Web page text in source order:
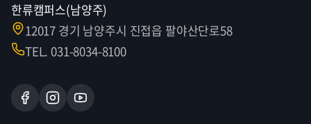
한류캠퍼스(남양주)
12017 경기 남양주시 진접읍 팔야산단로58
TEL. 031-8034-8100